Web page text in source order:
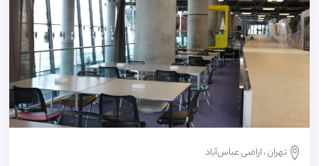
تهران ، اراضی عباس‌آباد